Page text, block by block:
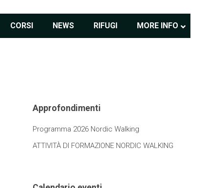
CORSI NEWS RIFUGI MORE INFO
Approfondimenti
Programma 2026 Nordic Walking
ATTIVITÀ DI FORMAZIONE NORDIC WALKING